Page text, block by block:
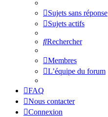
Sujets sans réponse
Sujets actifs
Rechercher
Membres
L’équipe du forum
FAQ
Nous contacter
Connexion